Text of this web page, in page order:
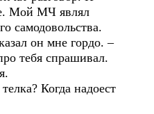
Мой МЧ являл
самодовольства.
он мне гордо. –
тебя спрашивал.
Когда надоест